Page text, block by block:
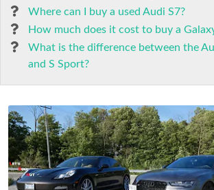
Where can I buy a used Audi S7?
How much does it cost to buy a
What is the difference between the
and S Sport?